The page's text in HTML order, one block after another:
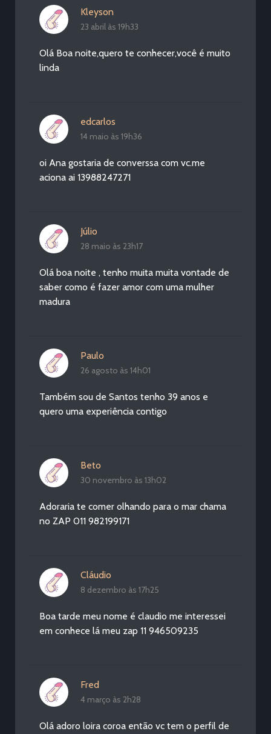
Kleyson
23 abril às 19h33
Olá Boa noite,quero te conhecer,você é muito
linda
edcarlos
14 maio às 19h36
oi Ana gostaria de converssa com vc.me
aciona ai 13988247271
Júlio
28 maio às 23h17
Olá boa noite , tenho muita muita vontade de
saber como é fazer amor com uma mulher
madura
Paulo
26 agosto às 14h01
Também sou de Santos tenho 39 anos e
quero uma experiência contigo
Beto
30 novembro às 13h02
Adoraria te comer olhando para o mar chama
no ZAP 011 982199171
Cláudio
8 dezembro às 17h25
Boa tarde meu nome é claudio me interessei
em conhece lá meu zap 11 946509235
Fred
4 março às 2h28
Olá adoro loira coroa então vc tem o perfil de